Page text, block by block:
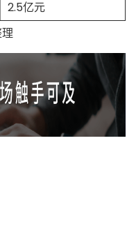
2.5亿元